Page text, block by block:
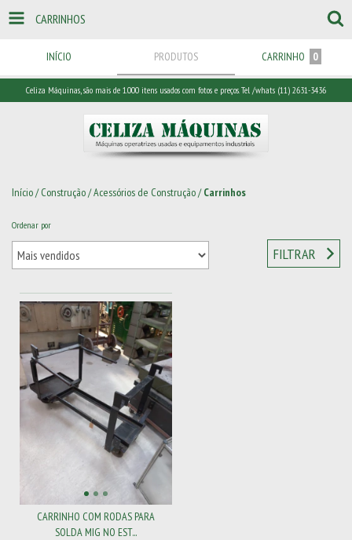
CARRINHOS
INÍCIO PRODUTOS CARRINHO 0
Celiza Máquinas, são mais de 1.000 itens usados com fotos e preços. Tel /whats (11) 2631-3436
Início/ Construção/Acessórios de Construção/ Carrinhos
Ordenar por
FILTRAR
CARRINHO COM RODAS PARA
SOLDA MIG NO EST...